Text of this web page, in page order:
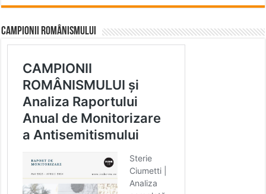
CAMPIONII ROMÂNISMULUI